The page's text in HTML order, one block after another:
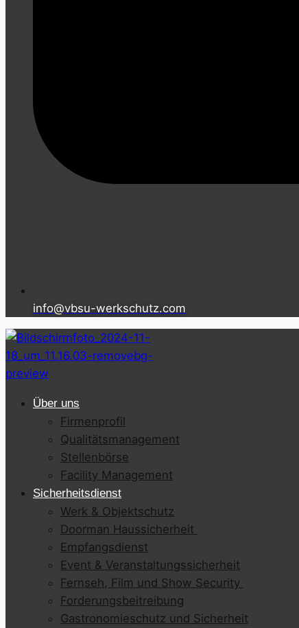
info@vbsu-werkschutz.com
Über uns
Firmenprofil
Qualitätsmanagement
Stellenbörse
Facility Management
Sicherheitsdienst
Werk & Objektschutz
Doorman Haussicherheit
Empfangsdienst
Event & Veranstaltungssicherheit
Fernseh, Film und Show Security
Forderungsbeitreibung
Gastronomieschutz und Sicherheit